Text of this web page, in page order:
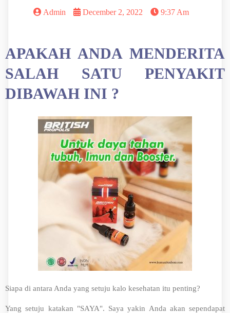
Admin December 2, 2022 9:37 Am
APAKAH ANDA MENDERITA
SALAH SATU PENYAKIT
DIBAWAH INI ?
Siapa di antara Anda yang setuju kalo kesehatan itu penting?
Yang setuju katakan "SAYA". Saya yakin Anda akan sependapat